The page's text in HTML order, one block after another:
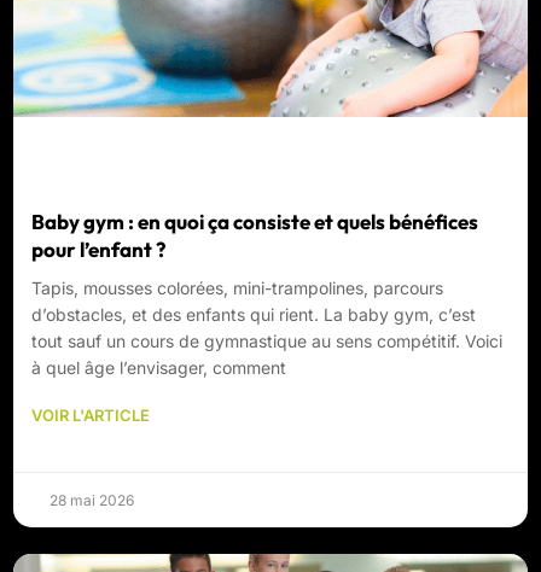
Baby gym : en quoi ça consiste et quels bénéfices
pour l’enfant ?
Tapis, mousses colorées, mini-trampolines, parcours
d’obstacles, et des enfants qui rient. La baby gym, c’est
tout sauf un cours de gymnastique au sens compétitif. Voici
à quel âge l’envisager, comment
VOIR L'ARTICLE
28 mai 2026